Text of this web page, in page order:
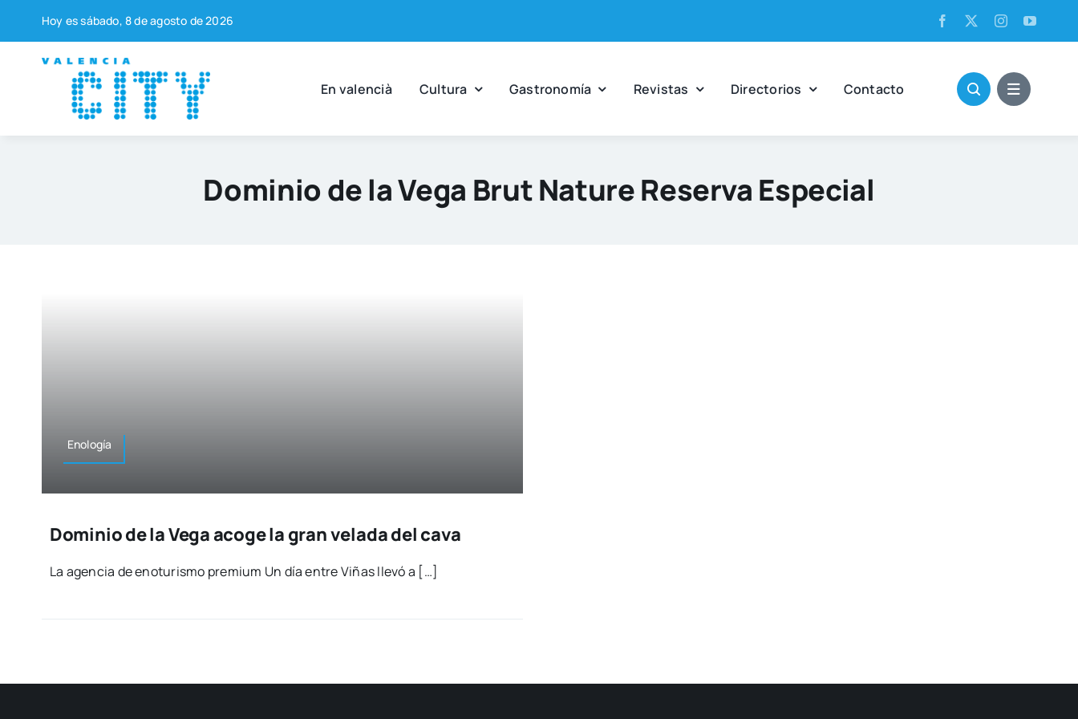
contenido
Hoy es sába­do, 8 de agos­to de 2026
En valen­cià Cul­tu­ra Gas­tro­no­mía Revis­tas Direc­to­rios Con­tac­to
Dominio de la Vega Brut Nature Reserva Especial
Eno­lo­gía
Dominio de la Vega acoge la gran velada del cava
La agen­cia de enotu­ris­mo pre­mium Un día entre Viñas lle­vó a […]